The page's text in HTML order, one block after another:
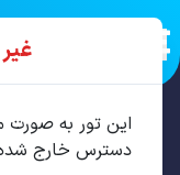
تور
این تور به صورت
دسترس خارج